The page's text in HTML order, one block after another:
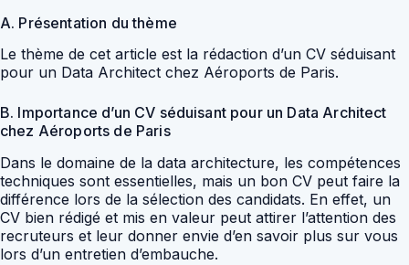
A. Présentation du thème
Le thème de cet article est la rédaction d’un CV séduisant
pour un Data Architect chez Aéroports de Paris.
B. Importance d’un CV séduisant pour un Data Architect
chez Aéroports de Paris
Dans le domaine de la data architecture, les compétences
techniques sont essentielles, mais un bon CV peut faire la
différence lors de la sélection des candidats. En effet, un
CV bien rédigé et mis en valeur peut attirer l’attention des
recruteurs et leur donner envie d’en savoir plus sur vous
lors d’un entretien d’embauche.